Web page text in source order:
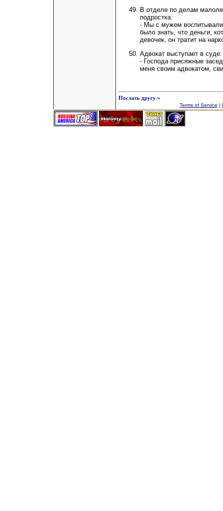
В отделе по делам
подростка:
- Мы с мужем
было знать, что деньги,
девочек, он тратит на
Адвокат выступает в суде:
- Господа присяжные
меня своим адвокатом,
Послать другу »
Terms of Service |